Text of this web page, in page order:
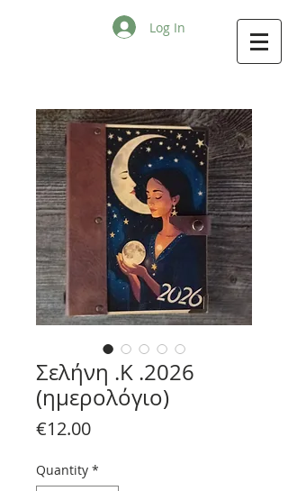
Log In
Σελήνη .Κ .2026
(ημερολόγιο)
€12.00Price
Quantity *